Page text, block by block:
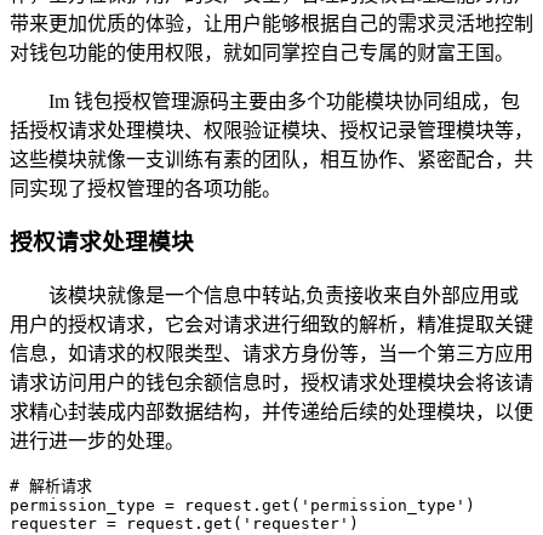
带来更加优质的体验，让用户能够根据自己的需求灵活地控制
对钱包功能的使用权限，就如同掌控自己专属的财富王国。
Im 钱包授权管理源码主要由多个功能模块协同组成，包
括授权请求处理模块、权限验证模块、授权记录管理模块等，
这些模块就像一支训练有素的团队，相互协作、紧密配合，共
同实现了授权管理的各项功能。
授权请求处理模块
该模块就像是一个信息中转站,负责接收来自外部应用或
用户的授权请求，它会对请求进行细致的解析，精准提取关键
信息，如请求的权限类型、请求方身份等，当一个第三方应用
请求访问用户的钱包余额信息时，授权请求处理模块会将该请
求精心封装成内部数据结构，并传递给后续的处理模块，以便
进行进一步的处理。
# 解析请求
permission_type = request.get('permission_type')
requester = request.get('requester')